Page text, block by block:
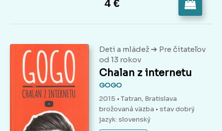
4 €
Deti a mládež ➔ Pre čitateľov
od 13 rokov
Chalan z internetu
GOGO
2015 • Tatran, Bratislava
brožovaná väzba • stav dobrý
jazyk: slovenský